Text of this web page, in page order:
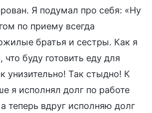
Я подумал про себя: «Ну
по приему всегда
братья и сестры. Как я
буду готовить еду для
унизительно! Так стыдно! К
я исполнял долг по работе
теперь вдруг исполняю долг